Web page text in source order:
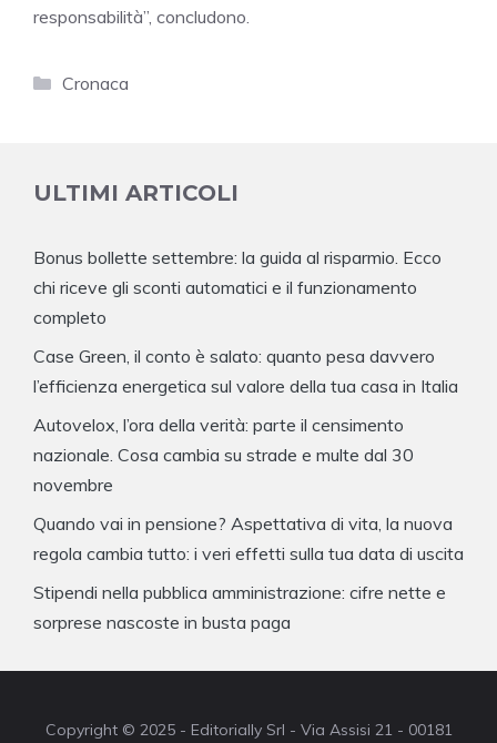
responsabilità”, concludono.
Categorie
Cronaca
ULTIMI ARTICOLI
Bonus bollette settembre: la guida al risparmio. Ecco
chi riceve gli sconti automatici e il funzionamento
completo
Case Green, il conto è salato: quanto pesa davvero
l’efficienza energetica sul valore della tua casa in Italia
Autovelox, l’ora della verità: parte il censimento
nazionale. Cosa cambia su strade e multe dal 30
novembre
Quando vai in pensione? Aspettativa di vita, la nuova
regola cambia tutto: i veri effetti sulla tua data di uscita
Stipendi nella pubblica amministrazione: cifre nette e
sorprese nascoste in busta paga
Copyright © 2025 - Editorially Srl - Via Assisi 21 - 00181